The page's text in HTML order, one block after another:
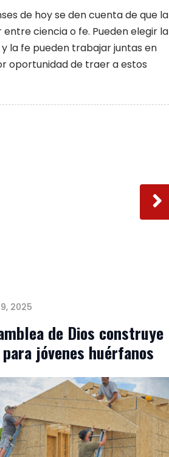
de hoy se den cuenta de que la
ciencia o fe. Pueden elegir la
la fe pueden trabajar juntas en
oportunidad de traer a estos
2025
de Dios construye
jóvenes huérfanos